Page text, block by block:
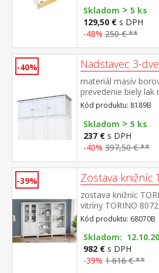
matraca 90 × 200
prístelka k pohovke
Skladom > 5 ks
129,50 € s DPH
-48% 250 € **
-40% Nadstavec 3-
materiál masív
prevedenie biely lak
8089B
Kód produktu: 8189B
Skladom > 5 ks
237 € s DPH
-40% 397,50 € **
-39% Zostava knižníc
zostava knižníc
vitríny TORINO
borovica, farebné
lak knižnica 8070B:
8071B: tri police,
pojazdmi vitrína
presklené dvere,
Kód produktu: 68070B
Skladom:
982 € s DPH
-39% 1 616 € **